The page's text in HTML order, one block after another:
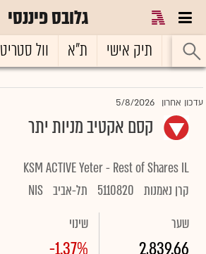
גלובס פיננסי
ראשי תיק אישי ת"א וול סטריט
עדכון אחרון 5/8/2026
קסם אקטיב מניות יתר
KSM ACTIVE Yeter - Rest of Shares IL
קרן נאמנות 5110820 תל-אביב NIS
שער
שינוי